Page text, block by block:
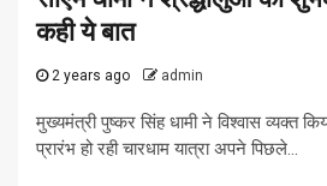
कही ये बात
2 years ago admin
मुख्यमंत्री पुष्कर सिंह धामी ने विश्वास व्यक्त
प्रारंभ हो रही चारधाम यात्रा अपने पिछले...